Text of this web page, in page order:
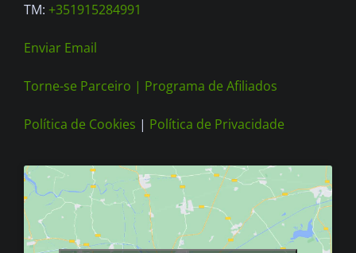
page
TM: +351915284991
Enviar Email
Torne-se Parceiro | Programa de Afiliados
Política de Cookies | Política de Privacidade